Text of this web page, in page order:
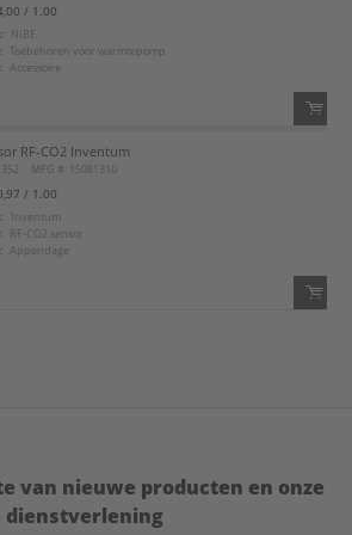
Voeg toe aan favorietenlijst
/ 1.00
NIBE
Toebehoren voor warmtepomp
Accessoire
Voeg toe aan favorietenlijst
RF-CO2 Inventum
MFG #: 15081310
/ 1.00
Inventum
RF-CO2 sensor
Appendage
van nieuwe producten en onze
dienstverlening